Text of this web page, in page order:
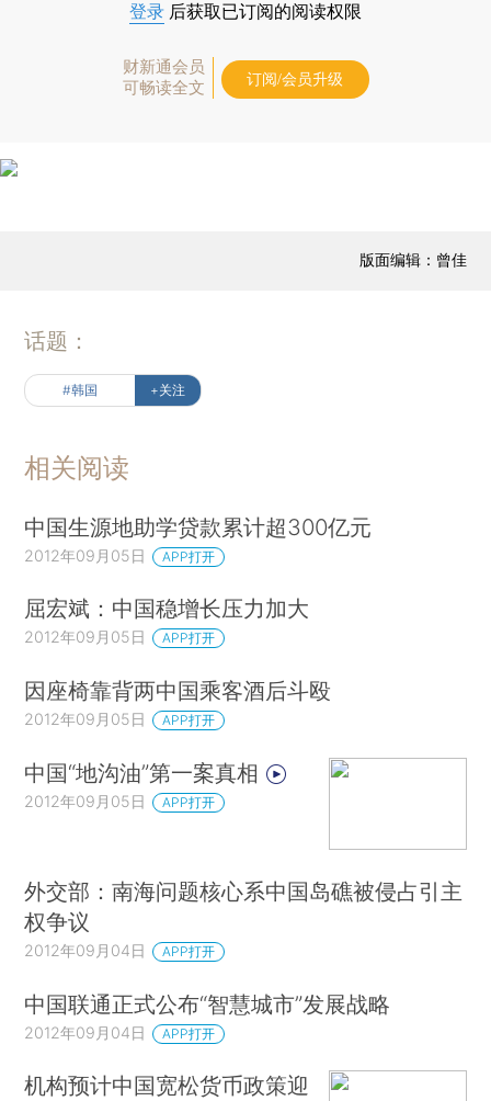
登录 后获取已订阅的阅读权限
财新通会员
可畅读全文
订阅/会员升级
版面编辑：曾佳
话题：
#韩国 +关注
相关阅读
中国生源地助学贷款累计超300亿元
2012年09月05日 APP打开
屈宏斌：中国稳增长压力加大
2012年09月05日 APP打开
因座椅靠背两中国乘客酒后斗殴
2012年09月05日 APP打开
中国“地沟油”第一案真相
2012年09月05日 APP打开
外交部：南海问题核心系中国岛礁被侵占引主
权争议
2012年09月04日 APP打开
中国联通正式公布“智慧城市”发展战略
2012年09月04日 APP打开
机构预计中国宽松货币政策迎